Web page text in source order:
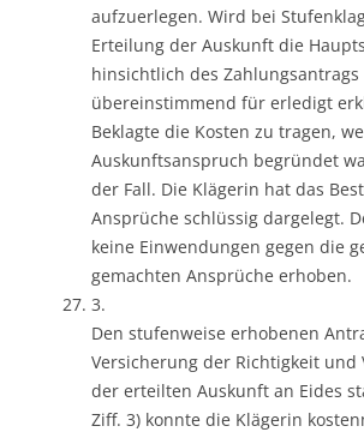
aufzuerlegen. Wird bei
Erteilung der Auskunft die
hinsichtlich des Zahlungsantrags
übereinstimmend für erledigt
Beklagte die Kosten zu tragen,
Auskunftsanspruch begründet
der Fall. Die Klägerin hat das
Ansprüche schlüssig dargelegt.
keine Einwendungen gegen die
gemachten Ansprüche erhoben.
3.
Den stufenweise erhobenen
Versicherung der Richtigkeit und
der erteilten Auskunft an Eides
Ziff. 3) konnte die Klägerin